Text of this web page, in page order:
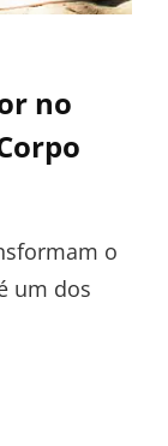
no
o
um dos